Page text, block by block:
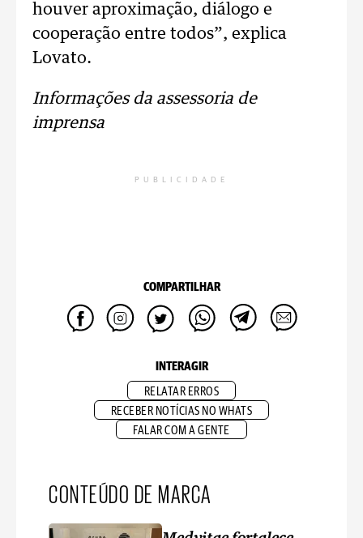
houver aproximação, diálogo e
cooperação entre todos”, explica
Lovato.
Informações da assessoria de
imprensa
PUBLICIDADE
COMPARTILHAR
INTERAGIR
RELATAR ERROS
RECEBER NOTÍCIAS NO WHATS
FALAR COM A GENTE
CONTEÚDO DE MARCA